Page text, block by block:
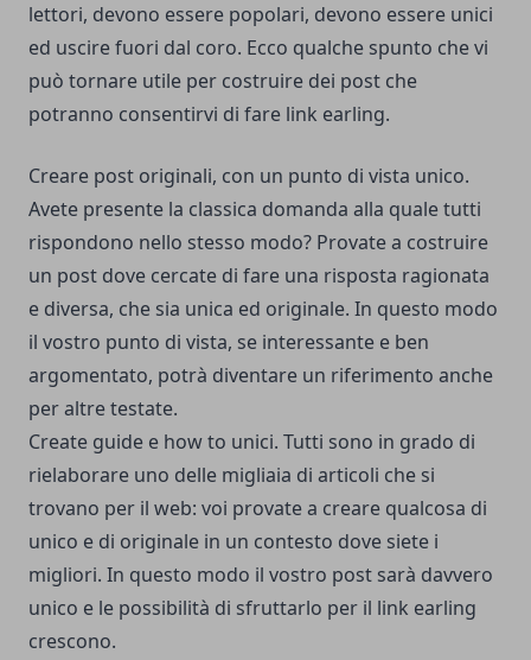
lettori, devono essere popolari, devono essere unici
ed uscire fuori dal coro. Ecco qualche spunto che vi
può tornare utile per costruire dei post che
potranno consentirvi di fare link earling.
Creare post originali, con un punto di vista unico.
Avete presente la classica domanda alla quale tutti
rispondono nello stesso modo? Provate a costruire
un post dove cercate di fare una risposta ragionata
e diversa, che sia unica ed originale. In questo modo
il vostro punto di vista, se interessante e ben
argomentato, potrà diventare un riferimento anche
per altre testate.
Create guide e how to unici. Tutti sono in grado di
rielaborare uno delle migliaia di articoli che si
trovano per il web: voi provate a creare qualcosa di
unico e di originale in un contesto dove siete i
migliori. In questo modo il vostro post sarà davvero
unico e le possibilità di sfruttarlo per il link earling
crescono.